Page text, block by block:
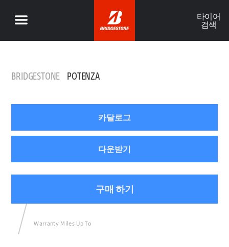
타이어
검색
BRIDGESTONE POTENZA
카달로그
다운받기
구매 하기
Warranty Miles Up To